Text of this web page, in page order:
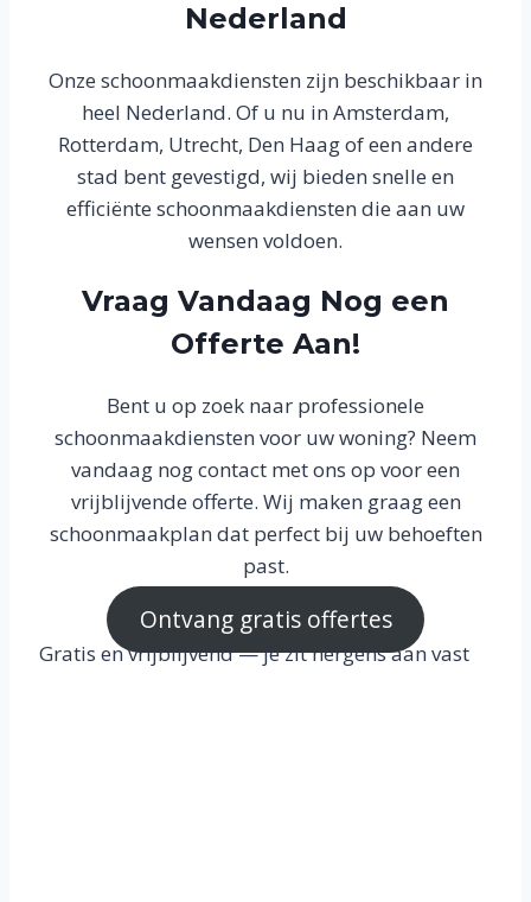
Nederland
Onze schoonmaakdiensten zijn beschikbaar in
heel Nederland. Of u nu in Amsterdam,
Rotterdam, Utrecht, Den Haag of een andere
stad bent gevestigd, wij bieden snelle en
efficiënte schoonmaakdiensten die aan uw
wensen voldoen.
Vraag Vandaag Nog een
Offerte Aan!
Bent u op zoek naar professionele
schoonmaakdiensten voor uw woning? Neem
vandaag nog contact met ons op voor een
vrijblijvende offerte. Wij maken graag een
schoonmaakplan dat perfect bij uw behoeften
past.
Ontvang gratis offertes
Gratis en vrijblijvend — je zit nergens aan vast